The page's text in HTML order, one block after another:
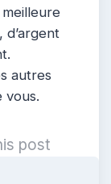
autres
vous.
post